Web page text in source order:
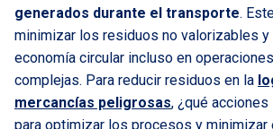
generados durante el transporte.
minimizar los residuos no valorizables y
economía circular incluso en
complejas. Para reducir residuos en la
mercancías peligrosas, ¿qué
para optimizar los procesos y minimizar